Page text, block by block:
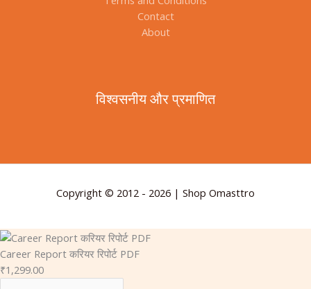
Contact
About
विश्वसनीय और प्रमाणित
Copyright © 2012 - 2026 | Shop Omasttro
Career Report करियर रिपोर्ट PDF
₹1,299.00